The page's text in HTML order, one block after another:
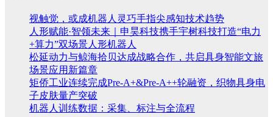
视触觉，或成机器人灵巧手指尖感知技术趋势
人形赋能·智领未来｜申昊科技携手宇树科技打造“电力
+算力”双场景人形机器人
松延动力与鲸海拾贝达成战略合作，共启具身智能文旅
场景应用新篇章
矩侨工业连续完成Pre-A+&Pre-A++轮融资，织物具身电
子皮肤量产突破
机器人训练数据：采集、标注与全流程